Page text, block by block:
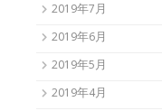
2019年7月
2019年6月
2019年5月
2019年4月